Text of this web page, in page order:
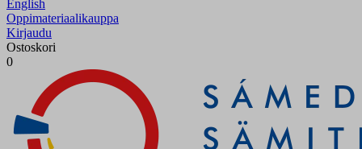
English
Oppimateriaalikauppa
Kirjaudu
Ostoskori
0